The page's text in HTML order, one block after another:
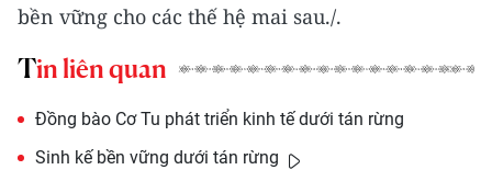
bền vững cho các thế hệ mai sau./.
Tin liên quan
Đồng bào Cơ Tu phát triển kinh tế dưới tán rừng
Sinh kế bền vững dưới tán rừng